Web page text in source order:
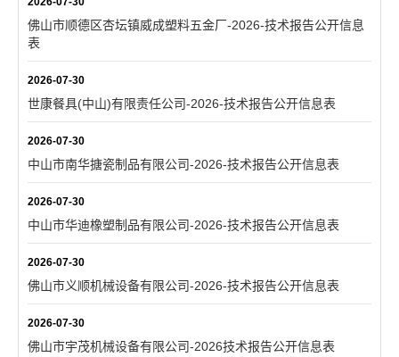
佛山市顺德区杏坛镇威成塑料五金厂-2026-技术报告公开信息
表
2026-07-30
世康餐具(中山)有限责任公司-2026-技术报告公开信息表
2026-07-30
中山市南华搪瓷制品有限公司-2026-技术报告公开信息表
2026-07-30
中山市华迪橡塑制品有限公司-2026-技术报告公开信息表
2026-07-30
佛山市义顺机械设备有限公司-2026-技术报告公开信息表
2026-07-30
佛山市宇茂机械设备有限公司-2026技术报告公开信息表